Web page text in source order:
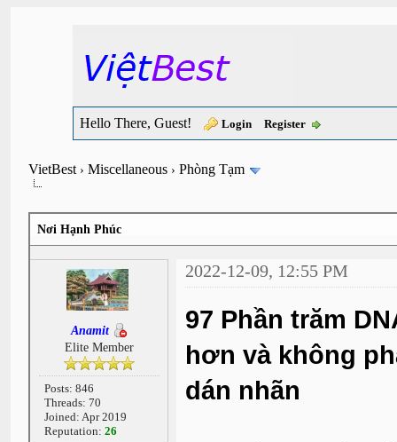
Hello There, Guest! Login Register
VietBest›Miscellaneous ›Phòng Tạm
Nơi Hạnh Phúc
Anamit
Elite Member
Posts: 846
Threads: 70
Joined: Apr 2019
Reputation: 26
2022-12-09, 12:55 PM
97 Phần trăm
hơn và không
dán nhãn